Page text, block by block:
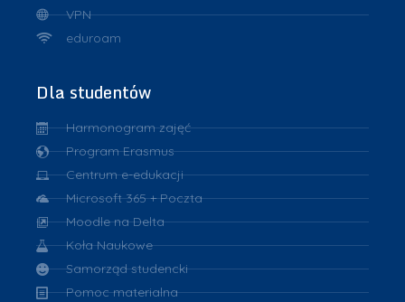
VPN
eduroam
Dla studentów
Harmonogram zajęć
Program Erasmus
Centrum e-edukacji
Microsoft 365 + Poczta
Moodle na Delta
Koła Naukowe
Samorząd studencki
Pomoc materialna